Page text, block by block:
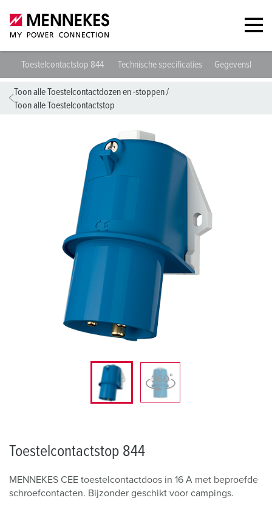
Toestelcontactstop 844 Technische specificaties
Toon alle Toestelcontactdozen en -stoppen/
Toon alle Toestelcontactstop
Toestelcontactstop 844
MENNEKES CEE toestelcontactdoos in 16 A met beproefde
schroefcontacten. Bijzonder geschikt voor campings.